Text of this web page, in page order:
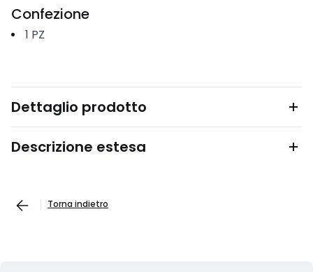
Confezione
1 PZ
Dettaglio prodotto
Descrizione estesa
Torna indietro